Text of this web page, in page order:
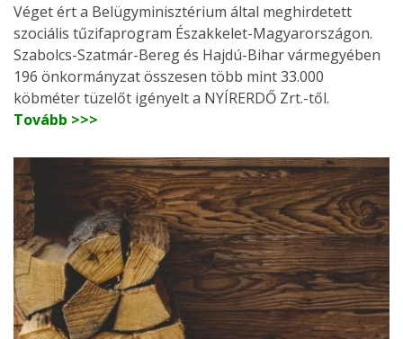
Véget ért a Belügyminisztérium által meghirdetett
szociális tűzifaprogram Északkelet-Magyarországon.
Szabolcs-Szatmár-Bereg és Hajdú-Bihar vármegyében
196 önkormányzat összesen több mint 33.000
köbméter tüzelőt igényelt a NYÍRERDŐ Zrt.-től.
Tovább >>>